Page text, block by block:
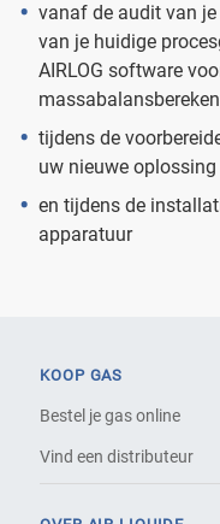
vanaf de audit van
van je huidige
AIRLOG software
tijdens de
uw nieuwe oplossing
en tijdens de
apparatuur
KOOP GAS
Bestel je gas online
Vind een distributeur